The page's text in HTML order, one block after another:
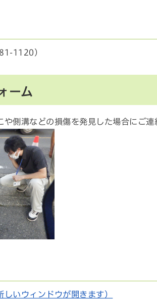
1120）
ーム
や側溝などの損傷を発見した場合にご連
いウィンドウが開きます）